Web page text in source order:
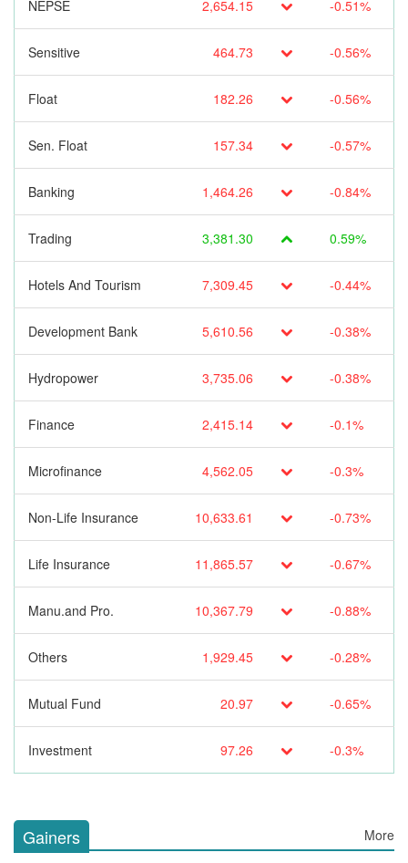
NEPSE 2,654.15 -0.51%
Sensitive 464.73 -0.56%
Float 182.26 -0.56%
Sen. Float 157.34 -0.57%
Banking 1,464.26 -0.84%
Trading 3,381.30 0.59%
Hotels And Tourism 7,309.45 -0.44%
Development Bank 5,610.56 -0.38%
Hydropower 3,735.06 -0.38%
Finance 2,415.14 -0.1%
Microfinance 4,562.05 -0.3%
Non-Life Insurance 10,633.61 -0.73%
Life Insurance 11,865.57 -0.67%
Manu.and Pro. 10,367.79 -0.88%
Others 1,929.45 -0.28%
Mutual Fund 20.97 -0.65%
Investment 97.26 -0.3%
Gainers More